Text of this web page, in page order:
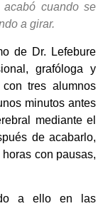
cuando se
a girar.
de Dr. Lefebure
grafóloga y
tres alumnos
minutos antes
mediante el
de acabarlo,
con pausas,
a ello en las